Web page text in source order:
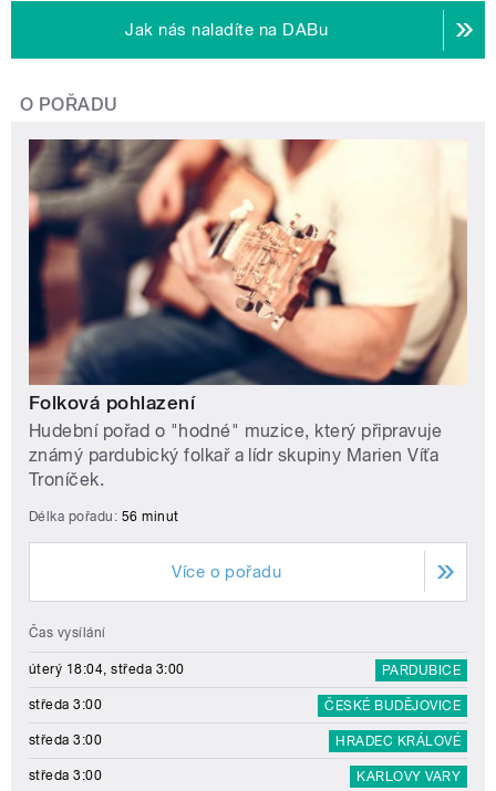
Jak nás naladíte na DABu
O POŘADU
Folková pohlazení
Hudební pořad o "hodné" muzice, který připravuje
známý pardubický folkař a lídr skupiny Marien Víťa
Troníček.
Délka pořadu: 56 minut
Více o pořadu
Čas vysílání
úterý 18:04, středa 3:00 PARDUBICE
středa 3:00 ČESKÉ BUDĚJOVICE
středa 3:00 HRADEC KRÁLOVÉ
středa 3:00 KARLOVY VARY